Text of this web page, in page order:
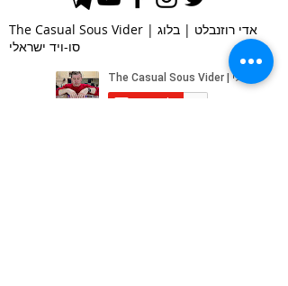
The Casual Sous Vider | אדי רוזנבלט | בלוג
סו-ויד ישראלי